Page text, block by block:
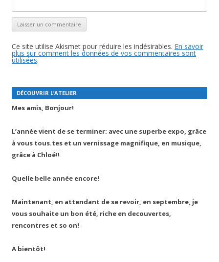
Ce site utilise Akismet pour réduire les indésirables. En savoir
plus sur comment les données de vos commentaires sont
utilisées.
DÉCOUVRIR L’ATELIER
Mes amis, Bonjour!
L’année vient de se terminer: avec une superbe expo, grâce
à vous tous.tes et un vernissage magnifique, en musique,
grâce à Chloé!!
Quelle belle année encore!
Maintenant, en attendant de se revoir, en septembre, je
vous souhaite un bon été, riche en decouvertes,
rencontres et so on!
A bientôt!